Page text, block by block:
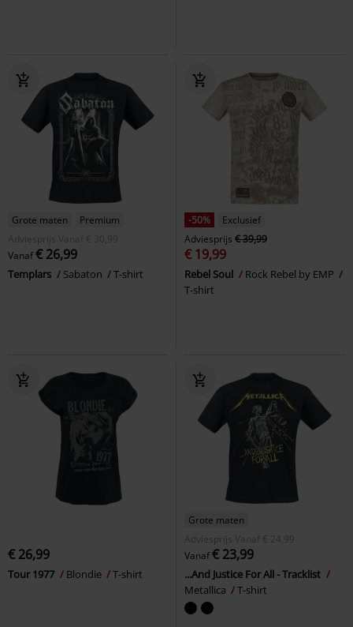
Grote maten
Premium
Adviesprijs
Vanaf € 30,99
Vanaf€ 26,99
Templars Sabaton T-shirt
-50%
Exclusief
Adviesprijs € 39,99
€ 19,99
Rebel Soul
Rock Rebel by EMP
T-shirt
€ 26,99
Tour 1977 Blondie T-shirt
Grote maten
Adviesprijs
Vanaf € 24,99
Vanaf€ 23,99
...And Justice For All - Tracklist
Metallica
T-shirt